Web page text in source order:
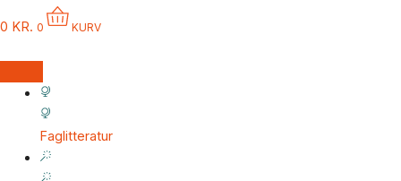
0 KR. 0 KURV
Faglitteratur